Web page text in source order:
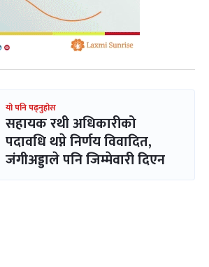
यो पनि पढ्नुहोस
सहायक रथी अधिकारीको
पदावधि थप्ने निर्णय विवादित,
जंगीअड्डाले पनि जिम्मेवारी दिएन